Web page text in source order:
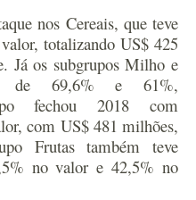
nos Cereais, que teve
totalizando US$ 425
Já os subgrupos Milho e
de 69,6% e 61%,
fechou 2018 com
com US$ 481 milhões,
Frutas também teve
no valor e 42,5% no